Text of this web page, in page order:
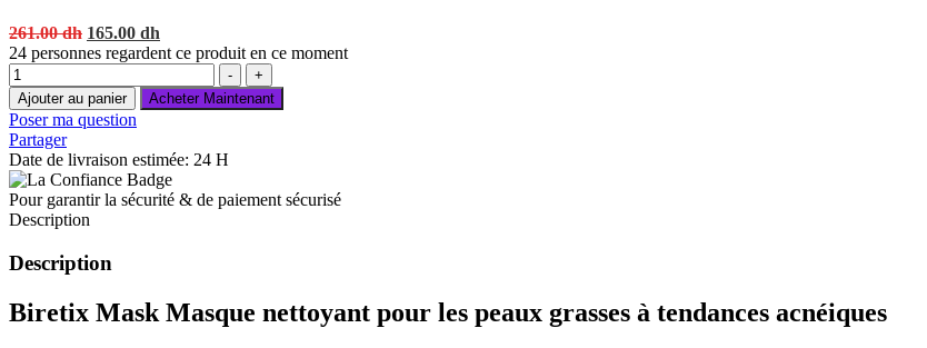
261.00dh Original
price
261.00 dh.
165.00 dh
price
165.00 dh.
24 personnes regardent ce produit en ce moment
Quantité
-
+
Ajouter au panier
Acheter Maintenant
Poser ma question
Partager
Date de livraison estimée: 24 H
Pour garantir la sécurité & de paiement sécurisé
Description
Description
Biretix Mask Masque nettoyant pour les peaux grasses à tendances acnéiques